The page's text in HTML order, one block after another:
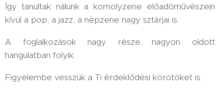
Így tanultak nálunk a komolyzene előadóművészein
kívül a pop, a jazz, a népzene nagy sztárjai is.
A foglalkozások nagy része nagyon oldott
hangulatban folyik.
Figyelembe vesszük a Ti érdeklődési körötöket is.